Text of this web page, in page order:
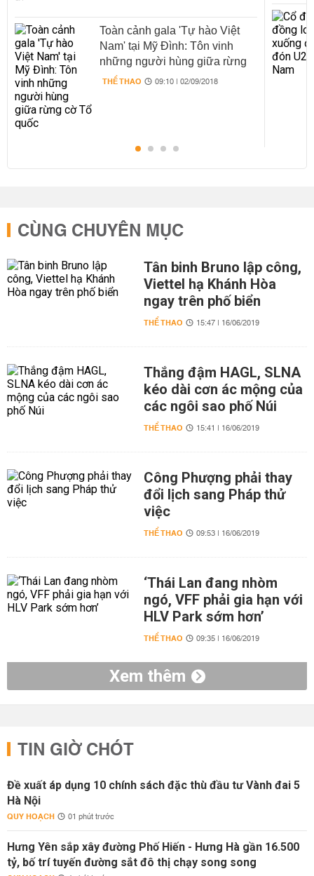
Toàn cảnh gala 'Tự hào Việt
Nam' tại Mỹ Đình: Tôn vinh
những người hùng giữa rừng
cờ Tổ quốc
THỂ THAO 09:10 | 02/09/2018
CÙNG CHUYÊN MỤC
Tân binh Bruno lập công,
Viettel hạ Khánh Hòa
ngay trên phố biển
THỂ THAO 15:47 | 16/06/2019
Thắng đậm HAGL, SLNA
kéo dài cơn ác mộng của
các ngôi sao phố Núi
THỂ THAO 15:41 | 16/06/2019
Công Phượng phải thay
đổi lịch sang Pháp thử
việc
THỂ THAO 09:53 | 16/06/2019
‘Thái Lan đang nhòm
ngó, VFF phải gia hạn với
HLV Park sớm hơn’
THỂ THAO 09:35 | 16/06/2019
Xem thêm
TIN GIỜ CHÓT
Đề xuất áp dụng 10 chính sách đặc thù đầu tư Vành đai 5
Hà Nội
QUY HOẠCH 01 phút trước
Hưng Yên sắp xây đường Phố Hiến - Hưng Hà gần 16.500
tỷ, bố trí tuyến đường sắt đô thị chạy song song